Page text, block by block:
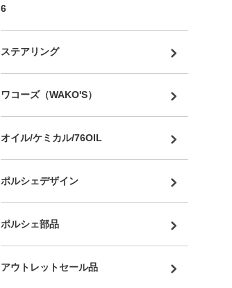
6
ステアリング
ワコーズ（WAKO'S）
オイル/ケミカル/76OIL
ポルシェデザイン
ポルシェ部品
アウトレットセール品